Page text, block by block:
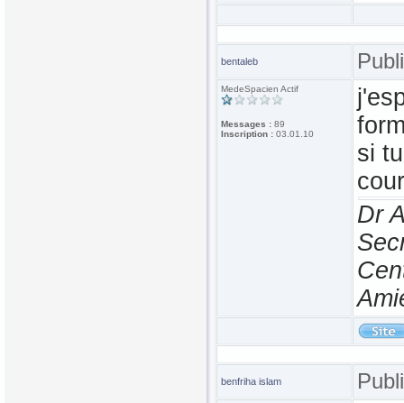
bentaleb
MedeSpacien Actif
Messages : 89
Inscription : 03.01.10
si
Dr
benfriha islam